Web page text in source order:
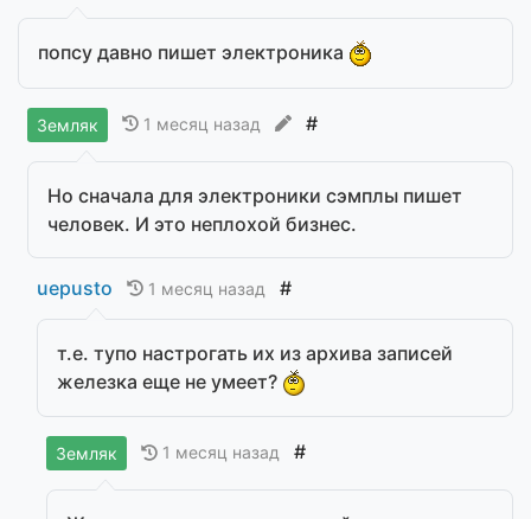
попсу давно пишет электроника
Земляк 1 месяц назад #
Но сначала для электроники сэмплы пишет
человек. И это неплохой бизнес.
uepusto 1 месяц назад #
т.е. тупо настрогать их из архива записей
железка еще не умеет?
Земляк 1 месяц назад #